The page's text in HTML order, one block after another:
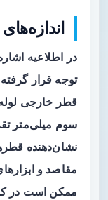
در اطلاعیه
نشان‌دهنده
مقاصد و
ممکن است در